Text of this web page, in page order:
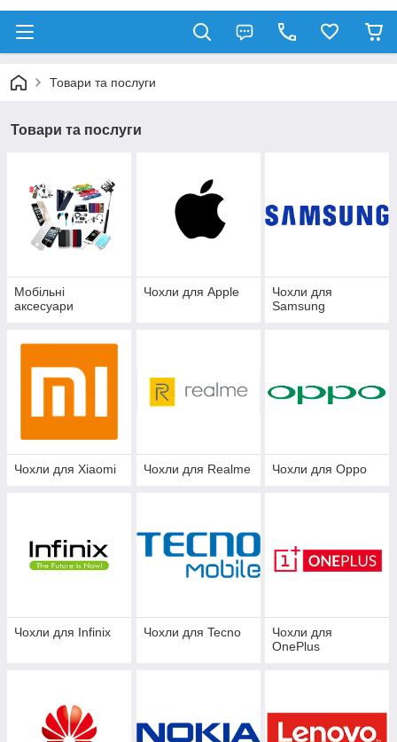
Товари та послуги
Товари та послуги
Мобільні
аксесуари
Чохли для Apple
Чохли для
Samsung
Чохли для Xiaomi Чохли для Realme Чохли для Oppo
Чохли для Infinix Чохли для Tecno
Чохли для
OnePlus